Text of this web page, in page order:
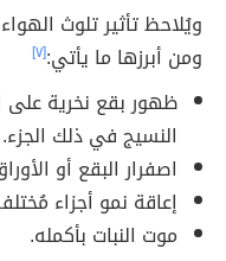
ويُلاحظ تأثير تلوث
ومن أبرزها ما يأتي:[٧]
ظهور بقع نخرية على
النسيج في ذلك الجزء.
اصفرار البقع أو
إعاقة نمو أجزاء
موت النبات بأكمله.